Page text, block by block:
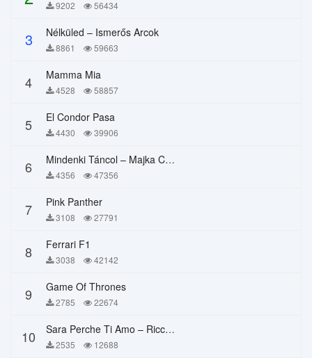
9202 56434
3 Nélküled – Ismerős Arcok
8861 59663
4 Mamma Mia
4528 58857
5 El Condor Pasa
4430 39906
6 Mindenki Táncol – Majka Curtis, Péter Majoros
4356 47356
7 Pink Panther
3108 27791
8 Ferrari F1
3038 42142
9 Game Of Thrones
2785 22674
10 Sara Perche Ti Amo – Ricchi E Poveri
2535 12688